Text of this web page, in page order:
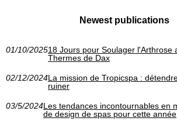
Newest publications
01/10/202518 Jours pour Soulager l'Arthrose
Thermes de Dax
02/12/2024La mission de Tropicspa :
ruiner
03/5/2024Les tendances incontournables en
de design de spas pour cette année